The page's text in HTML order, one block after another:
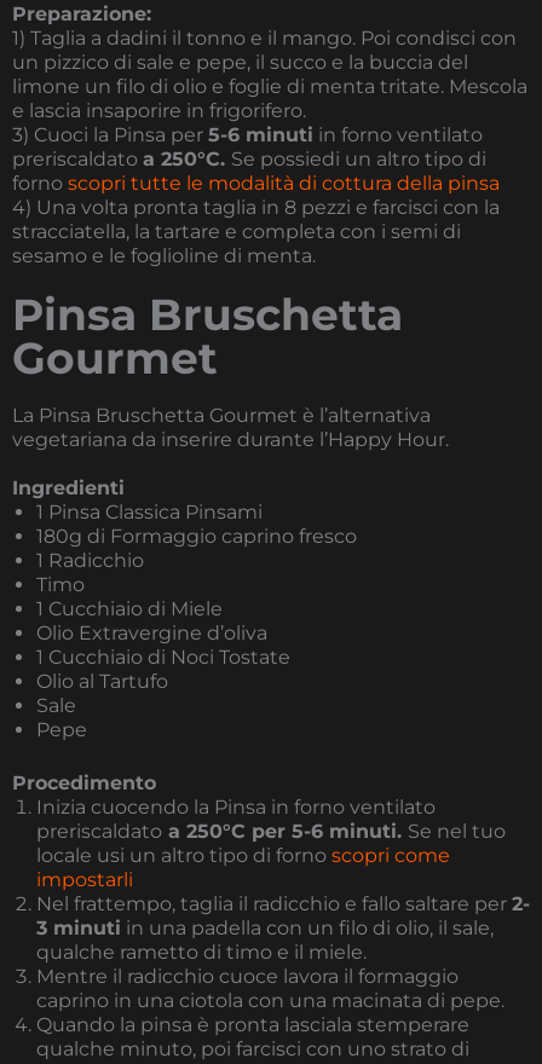
Preparazione:
1) Taglia a dadini il tonno e il mango. Poi condisci con
un pizzico di sale e pepe, il succo e la buccia del
limone un filo di olio e foglie di menta tritate. Mescola
e lascia insaporire in frigorifero.
3) Cuoci la Pinsa per 5-6 minuti in forno ventilato
preriscaldato a 250°C. Se possiedi un altro tipo di
forno scopri tutte le modalità di cottura della pinsa
4) Una volta pronta taglia in 8 pezzi e farcisci con la
stracciatella, la tartare e completa con i semi di
sesamo e le foglioline di menta.
Pinsa Bruschetta
Gourmet
La Pinsa Bruschetta Gourmet è l’alternativa
vegetariana da inserire durante l’Happy Hour.
Ingredienti
1 Pinsa Classica Pinsami
180g di Formaggio caprino fresco
1 Radicchio
Timo
1 Cucchiaio di Miele
Olio Extravergine d’oliva
1 Cucchiaio di Noci Tostate
Olio al Tartufo
Sale
Pepe
Procedimento
Inizia cuocendo la Pinsa in forno ventilato
preriscaldato a 250°C per 5-6 minuti. Se nel tuo
locale usi un altro tipo di forno scopri come
impostarli
Nel frattempo, taglia il radicchio e fallo saltare per 2-
3 minuti in una padella con un filo di olio, il sale,
qualche rametto di timo e il miele.
Mentre il radicchio cuoce lavora il formaggio
caprino in una ciotola con una macinata di pepe.
Quando la pinsa è pronta lasciala stemperare
qualche minuto, poi farcisci con uno strato di